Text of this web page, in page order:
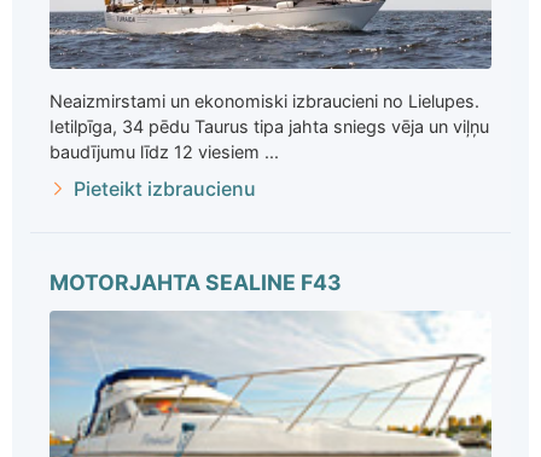
Neaizmirstami un ekonomiski izbraucieni no Lielupes.
Ietilpīga, 34 pēdu Taurus tipa jahta sniegs vēja un viļņu
baudījumu līdz 12 viesiem ...
Pieteikt izbraucienu
MOTORJAHTA SEALINE F43